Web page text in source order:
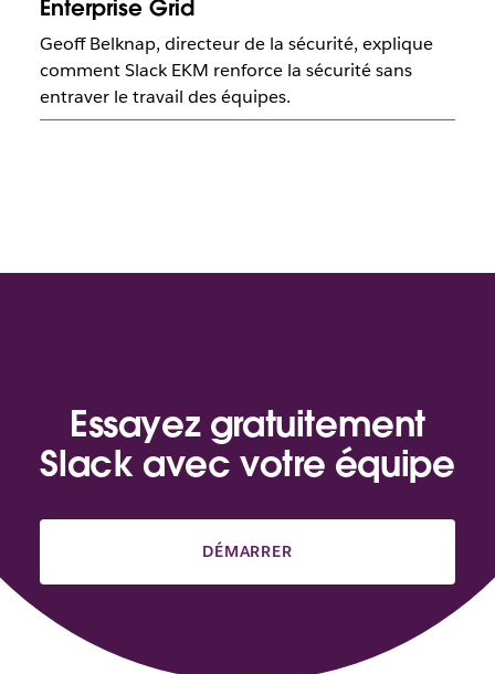
Enterprise Grid
Geoff Belknap, directeur de la sécurité, explique
comment Slack EKM renforce la sécurité sans
entraver le travail des équipes.
Essayez gratuitement
Slack avec votre équipe
DÉMARRER